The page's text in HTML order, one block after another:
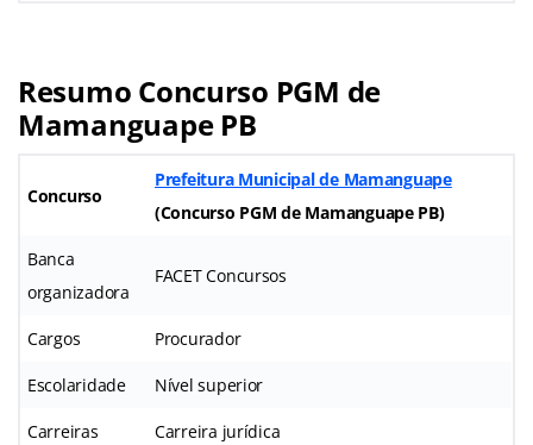
Resumo Concurso PGM de
Mamanguape PB
Concurso
Prefeitura Municipal de Mamanguape
(Concurso PGM de Mamanguape PB)
Banca
organizadora
FACET Concursos
Cargos Procurador
Escolaridade Nível superior
Carreiras Carreira jurídica